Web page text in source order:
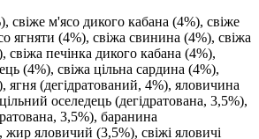
свіже м'ясо дикого кабана (4%), свіже
ягняти (4%), свіжа свинина (4%), свіжа
свіжа печінка дикого кабана (4%),
(4%), свіжа цільна сардина (4%),
ягня (дегідратований, 4%), яловичина
оселедець (дегідратована, 3,5%),
3,5%), баранина
жир яловичий (3,5%), свіжі яловичі